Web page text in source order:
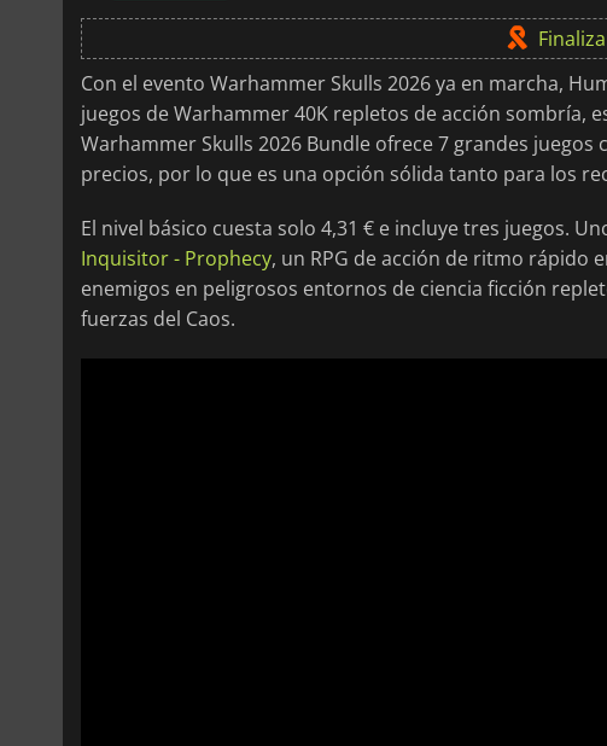
Con el evento Warhammer Skulls 2026 ya en marcha,
juegos de Warhammer 40K repletos de acción sombría,
Warhammer Skulls 2026 Bundle ofrece 7 grandes juegos
precios, por lo que es una opción sólida tanto para los
El nivel básico cuesta solo 4,31 € e incluye tres juegos.
Inquisitor - Prophecy, un RPG de acción de ritmo rápido
enemigos en peligrosos entornos de ciencia ficción
fuerzas del Caos.